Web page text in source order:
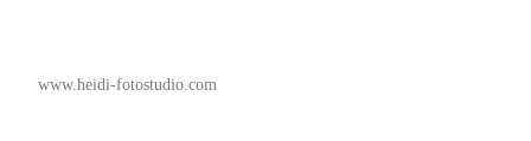
www.heidi-fotostudio.com